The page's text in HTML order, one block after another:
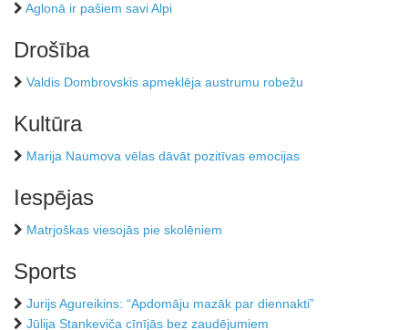
Aglonā ir pašiem savi Alpi
Drošība
Valdis Dombrovskis apmeklēja austrumu robežu
Kultūra
Marija Naumova vēlas dāvāt pozitīvas emocijas
Iespējas
Matrjoškas viesojās pie skolēniem
Sports
Jurijs Agureikins: “Apdomāju mazāk par diennakti”
Jūlija Stankeviča cīnījās bez zaudējumiem